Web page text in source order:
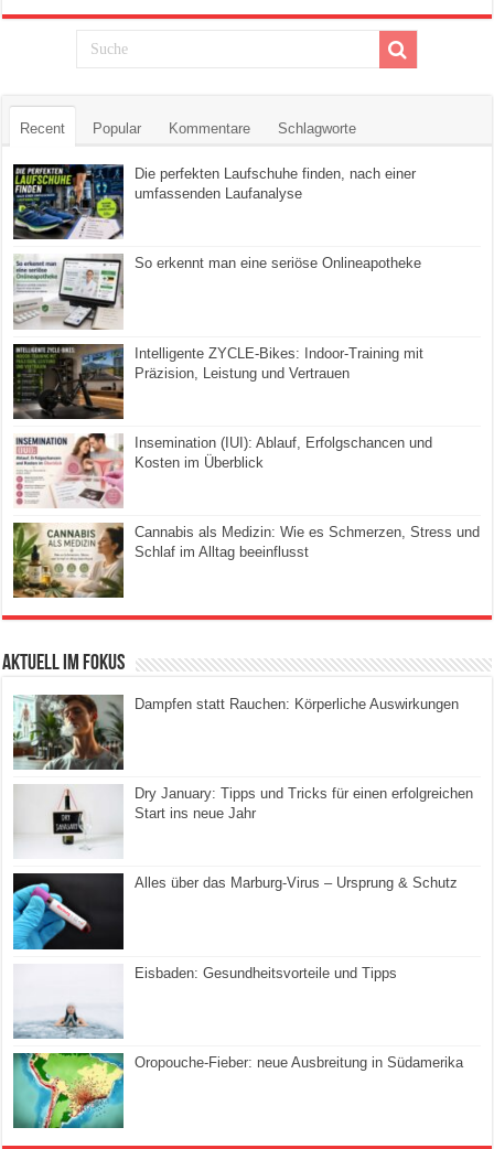
Recent Popular Kommentare Schlagworte
Die perfekten Laufschuhe finden, nach einer
umfassenden Laufanalyse
So erkennt man eine seriöse Onlineapotheke
Intelligente ZYCLE-Bikes: Indoor-Training mit
Präzision, Leistung und Vertrauen
Insemination (IUI): Ablauf, Erfolgschancen und
Kosten im Überblick
Cannabis als Medizin: Wie es Schmerzen, Stress und
Schlaf im Alltag beeinflusst
Aktuell im Fokus
Dampfen statt Rauchen: Körperliche Auswirkungen
Dry January: Tipps und Tricks für einen erfolgreichen
Start ins neue Jahr
Alles über das Marburg-Virus – Ursprung & Schutz
Eisbaden: Gesundheitsvorteile und Tipps
Oropouche-Fieber: neue Ausbreitung in Südamerika